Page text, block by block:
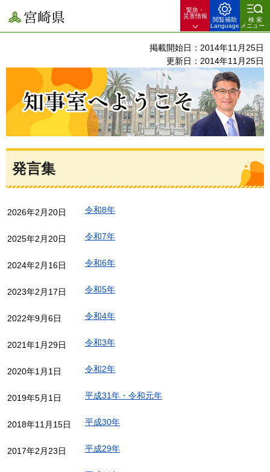
宮崎県
緊急・
災害情報
閲覧補助
Language
検索
メニュー
掲載開始日：2014年11月25日
更新日：2014年11月25日
発言集
2026年2月20日 令和8年
2025年2月20日 令和7年
2024年2月16日 令和6年
2023年2月17日 令和5年
2022年9月6日 令和4年
2021年1月29日 令和3年
2020年1月1日 令和2年
2019年5月1日 平成31年・令和元年
2018年11月15日 平成30年
2017年2月23日 平成29年